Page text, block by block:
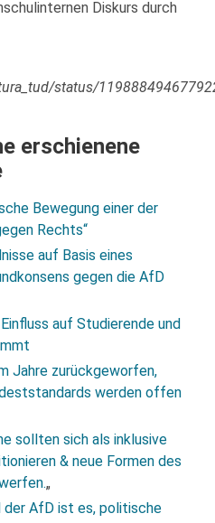
Diskurs durch
status/
erschienene
Bewegung einer der
Rechts“
auf Basis eines
gegen die AfD
auf Studierende und
Jahre zurückgeworfen,
werden offen
sollten sich als inklusive
& neue Formen des
„
der AfD ist es, politische